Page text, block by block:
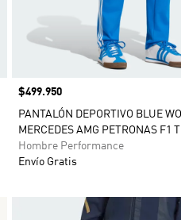
Precio
$499.950
PANTALÓN DEPORTIVO BLUE
MERCEDES AMG PETRONAS F1
Hombre Performance
Envío Gratis